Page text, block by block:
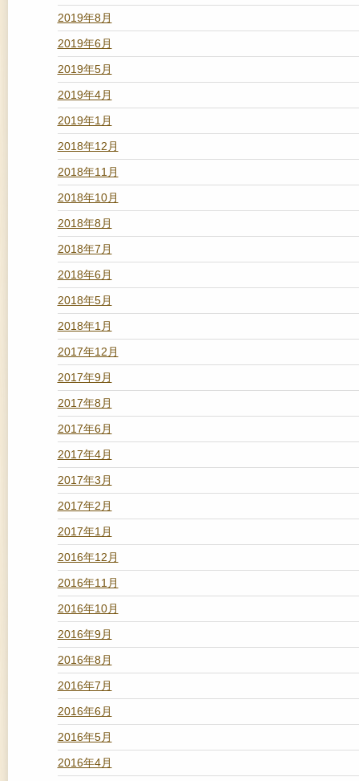
2019年8月
2019年6月
2019年5月
2019年4月
2019年1月
2018年12月
2018年11月
2018年10月
2018年8月
2018年7月
2018年6月
2018年5月
2018年1月
2017年12月
2017年9月
2017年8月
2017年6月
2017年4月
2017年3月
2017年2月
2017年1月
2016年12月
2016年11月
2016年10月
2016年9月
2016年8月
2016年7月
2016年6月
2016年5月
2016年4月